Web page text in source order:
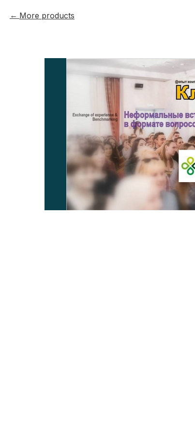
More products